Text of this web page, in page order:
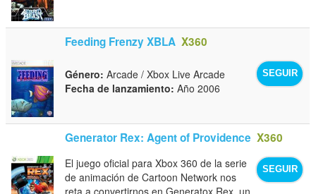
Feeding Frenzy XBLA X360
SEGUIR
Género: Arcade / Xbox Live Arcade
Fecha de lanzamiento: Año 2006
Generator Rex: Agent of Providence X360
SEGUIR
El juego oficial para Xbox 360 de la serie
de animación de Cartoon Network nos
reta a convertirnos en Generatox Rex, un